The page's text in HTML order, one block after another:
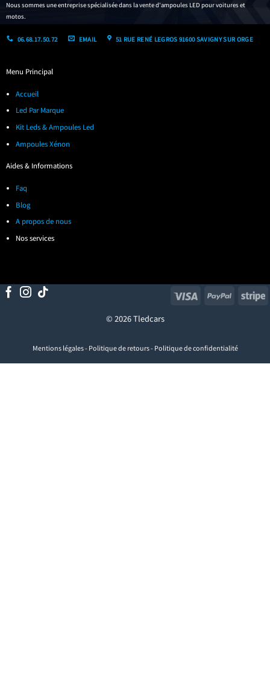
Nous sommes une entreprise spécialisée dans la vente d'ampoules LED pour voitures et
motos.
06.68.17.50.72 EMAIL 51 RUE RENÉ LEGROS 91600 SAVIGNY SUR ORGE
Menu Principal
Accueil
Led Par Marque
Kit Leds & Ampoules Led
Ampoules Xénon
Aides & Informations
Faq
Blog
A propos de nous
Nos services
© 2026 Tledcars
Visa PayPal
Mentions légales- Politique de retours- Politique de confidentialité